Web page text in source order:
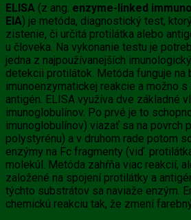
ELISA (z ang. enzyme-linked
EIA) je metóda, diagnostický test,
zistenie, či určitá protilátka alebo
u človeka. Na vykonanie testu je
jedna z najpoužívanejších
detekcii protilátok. Metóda funguje na
imunoenzymatickej reakcie a možno
antigén. ELISA využíva dve základné
imunoglobulínov. Po prvé je to
imunoglobulínov) viazať sa na povrch
polystyrénu) a v druhom rade potom
enzýmy na Fc fragmenty (viď.
molekúl. Metóda zahŕňa viac reakcií,
založené na spojení protilátky a
týchto substrátov sa naviaže enzým.
chemickú reakciu tak, že zmení